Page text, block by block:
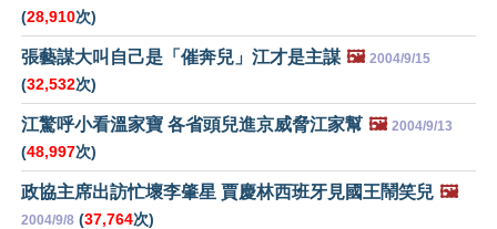
(28,910次)
張藝謀大叫自己是「催奔兒」江才是主謀 🖼️ 2004/9/15
(32,532次)
江驚呼小看溫家寶 各省頭兒進京威脅江家幫 🖼️ 2004/9/13
(48,997次)
政協主席出訪忙壞李肇星 賈慶林西班牙見國王鬧笑兒 🖼️
2004/9/8 (37,764次)